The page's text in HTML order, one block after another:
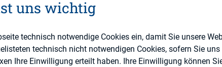
des
uns wichtig
technisch notwendige Cookies ein, damit Sie unsere
technisch nicht notwendigen Cookies, sofern Sie
Ihre Einwilligung erteilt haben. Ihre Einwilligung können